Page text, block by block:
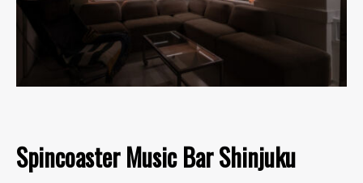
Spincoaster Music Bar Shinjuku